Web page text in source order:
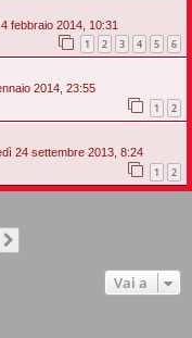
febbraio 2014, 10:31
1 2 3 4 5 6
2014, 23:55
1 2
24 settembre 2013, 8:24
1 2
Vai a